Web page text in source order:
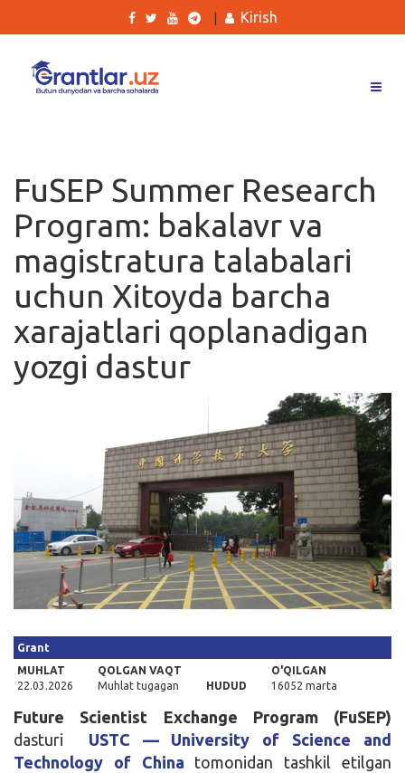
Ishlar
Kurslar
Blog
Yana
Kirish
FuSEP Summer Research
Program: bakalavr va
magistratura talabalari
uchun Xitoyda barcha
xarajatlari qoplanadigan
yozgi dastur
Grant
MUHLAT
22.03.2026
QOLGAN VAQT
Muhlat tugagan
HUDUD
O'QILGAN
16052 marta
Future Scientist Exchange Program (FuSEP)
dasturi
USTC — University of Science and
Technology of China
tomonidan tashkil etilgan